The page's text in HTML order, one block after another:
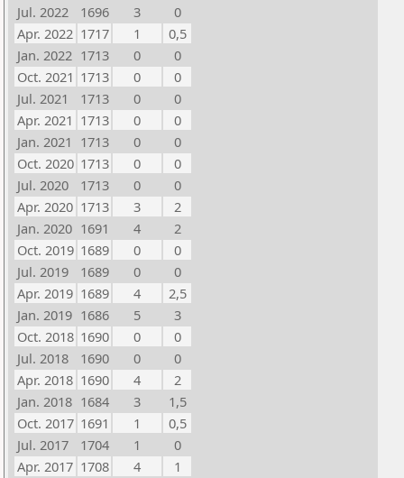
Jul. 2022
1696 3
0
Apr. 2022 1717 1
0,5
Jan. 2022 1713 0
0
Oct. 2021 1713 0
0
Jul. 2021
1713 0
0
Apr. 2021 1713 0
0
Jan. 2021 1713 0
0
Oct. 2020 1713 0
0
Jul. 2020
1713 0
0
Apr. 2020 1713 3
2
Jan. 2020 1691 4
2
Oct. 2019 1689 0
0
Jul. 2019
1689 0
0
Apr. 2019 1689 4
2,5
Jan. 2019 1686 5
3
Oct. 2018 1690 0
0
Jul. 2018
1690 0
0
Apr. 2018 1690 4
2
Jan. 2018 1684 3
1,5
Oct. 2017 1691 1
0,5
Jul. 2017
1704 1
0
Apr. 2017 1708 4
1